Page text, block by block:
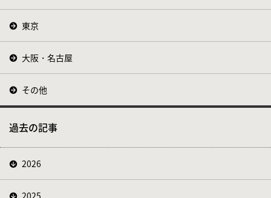
東京
大阪・名古屋
その他
過去の記事
2026
2025